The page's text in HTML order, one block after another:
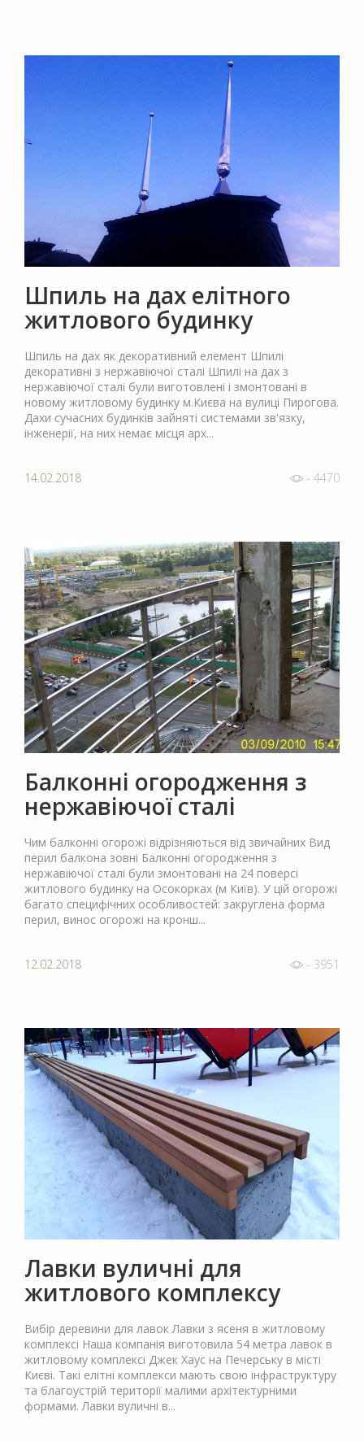
Шпиль на дах елітного
житлового будинку
Шпиль на дах як декоративний елемент Шпилі
декоративні з нержавіючої сталі Шпилі на дах з
нержавіючої сталі були виготовлені і змонтовані в
новому житловому будинку м.Києва на вулиці Пирогова.
Дахи сучасних будинків зайняті системами зв'язку,
інженерії, на них немає місця арх...
14.02.2018 - 4470
Балконні огородження з
нержавіючої сталі
Чим балконні огорожі відрізняються від звичайних Вид
перил балкона зовні Балконні огородження з
нержавіючої сталі були змонтовані на 24 поверсі
житлового будинку на Осокорках (м Київ). У цій огорожі
багато специфічних особливостей: закруглена форма
перил, винос огорожі на кронш...
12.02.2018 - 3951
Лавки вуличні для
житлового комплексу
Вибір деревини для лавок Лавки з ясеня в житловому
комплексі Наша компанія виготовила 54 метра лавок в
житловому комплексі Джек Хаус на Печерську в місті
Києві. Такі елітні комплекси мають свою інфраструктуру
та благоустрій території малими архітектурними
формами. Лавки вуличні в...